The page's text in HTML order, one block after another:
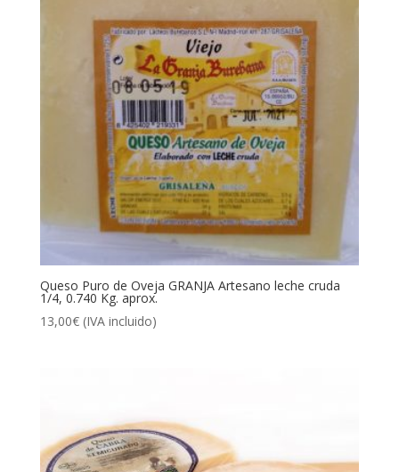
Queso Puro de Oveja GRANJA Artesano leche cruda
1/4, 0.740 Kg. aprox.
13,00€ (IVA incluido)